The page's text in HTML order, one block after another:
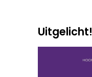
Uitgelicht!